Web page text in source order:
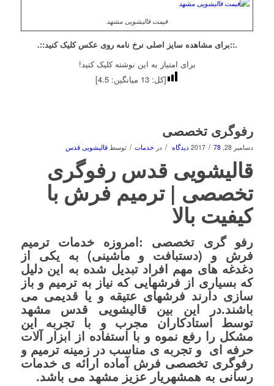
قیمت قالیشویی مشهد
.::برای مشاهده سایز اصلی نرخ نامه روی عکس کلیک کنید::.
برای امتیاز به این نوشته کلیک کنید!
[کل: 13 میانگین: 4.5
]
رفوگری تخصصی
دسامبر 28, 2017 / 78 دیدگاه / در خدمات / توسط قالیشویی قدس
قالیشویی قدس رفوگری
تخصصی | ترمیم فرش با
کیفیت بالا
رفو گری تخصصی :امروزه خدمات ترمیم
فرش و (دستبافت و ماشینی) به یکی از
دغدغه های مهم افراد تبدیل شده به این دلیل
که بسیاری از فرشهایی که نیاز به ترمیم و باز
سازی دارند فرشهای عتیقه و یا قدیمی می
باشند.در این بین قالیشویی قدس مشهد
توسط استادکاران مجرب و با تجربه این
مشکل را رفع نموه و با استفاده از ابزار آلات
حرفه ای و تجربه ی مناسب در زمینه ترمیم و
رفوگری تخصصی فرش آماده ارائه ی خدمات
رسانی به همشهریار عزیز مشهد می باشد.